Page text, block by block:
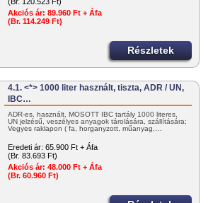
Akciós ár: 89.960 Ft + Áfa
(Br. 114.249 Ft)
Részletek
4.1. <*> 1000 liter használt, tiszta, ADR / UN,
IBC…
ADR-es, használt, MOSOTT IBC tartály 1000 literes,
UN jelzésű, veszélyes anyagok tárolására, szállítására;
Vegyes raklapon ( fa, horganyzott, műanyag,…
Eredeti ár: 65.900 Ft + Áfa
(Br. 83.693 Ft)
Akciós ár: 48.000 Ft + Áfa
(Br. 60.960 Ft)